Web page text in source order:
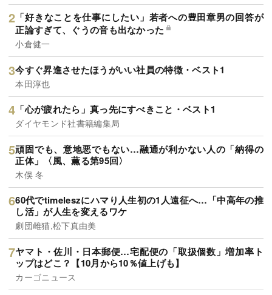
「好きなことを仕事にしたい」若者への豊田章男の回答が
正論すぎて、ぐうの音も出なかった
小倉健一
今すぐ昇進させたほうがいい社員の特徴・ベスト1
本田淳也
「心が疲れたら」真っ先にすべきこと・ベスト1
ダイヤモンド社書籍編集局
頑固でも、意地悪でもない…融通が利かない人の「納得の
正体」〈風、薫る第95回〉
木俣 冬
60代でtimeleszにハマり人生初の1人遠征へ…「中高年の推
し活」が人生を変えるワケ
劇団雌猫,松下真由美
ヤマト・佐川・日本郵便…宅配便の「取扱個数」増加率ト
ップはどこ？【10月から10％値上げも】
カーゴニュース